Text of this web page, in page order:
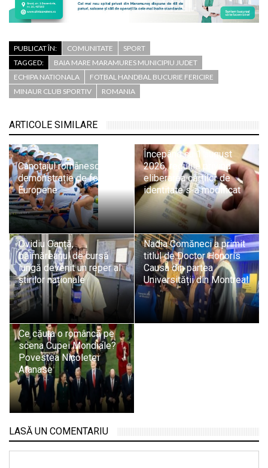
PUBLICAT ÎN: COMUNITATE
SPORT
TAGGED:
BAIA MARE MARAMURES MUNICIPIU JUDET
ECHIPA NATIONALA
FOTBAL HANDBAL BUCURIE FERICIRE
MINAUR CLUB SPORTIV
ROMANIA
ARTICOLE SIMILARE
Canotajul românesc,
demonstrație de forță la
Europene
Începând cu 1 august
2026, regulile privind
eliberarea cărților de
identitate s-a modificat
Ovidiu Oanță,
băimăreanul de cursă
lungă devenit un reper al
știrilor naționale
Nadia Comăneci a primit
titlul de Doctor Honoris
Causa din partea
Universității din Montreal
Ce căuta o româncă pe
scena Cupei Mondiale?
Povestea Nicoletei
Atanase
LASĂ UN COMENTARIU